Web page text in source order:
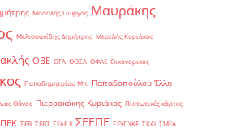
Μασαλής Γιώργος Μαυράκης
Μελισσανίδης Δημήτρης Μερελής Κυριάκος
ΟΒΕ ΟΓΑ ΟΟΣΑ ΟΦΑΕ Οικονομικός
Παπαδημητρίου Μπ. Παπαδοπούλου Έλλη
Θάνος Πιερρακάκης Κυριάκος Πιστωτικές κάρτες
ΣΕΒ ΣΕΒΤ ΣΕΔΕ ΙΙ ΣΕΕΠΕ ΣΕΥΠΥΚΕ ΣΚΑΙ ΣΜΕΑ